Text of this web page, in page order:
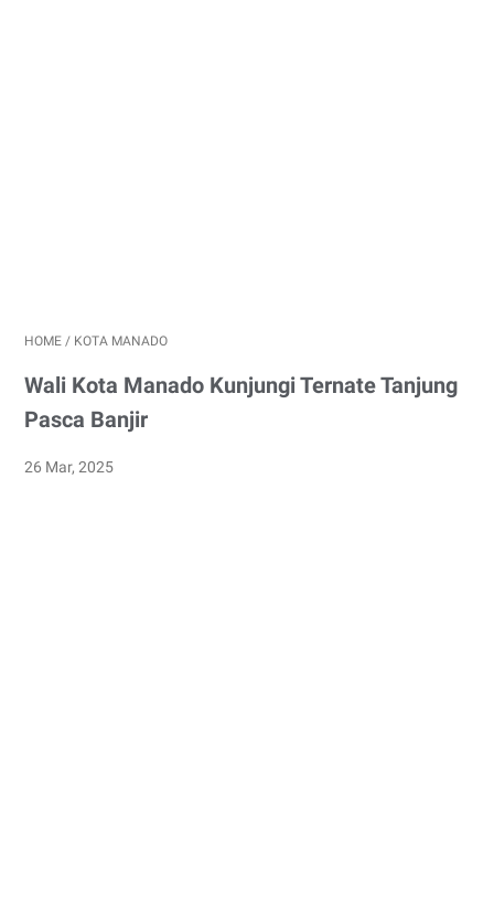
HOME / KOTA MANADO
Wali Kota Manado Kunjungi Ternate Tanjung
Pasca Banjir
26 Mar, 2025